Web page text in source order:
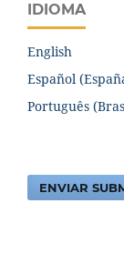
IDIOMA
English
Español
Português
ENVIAR